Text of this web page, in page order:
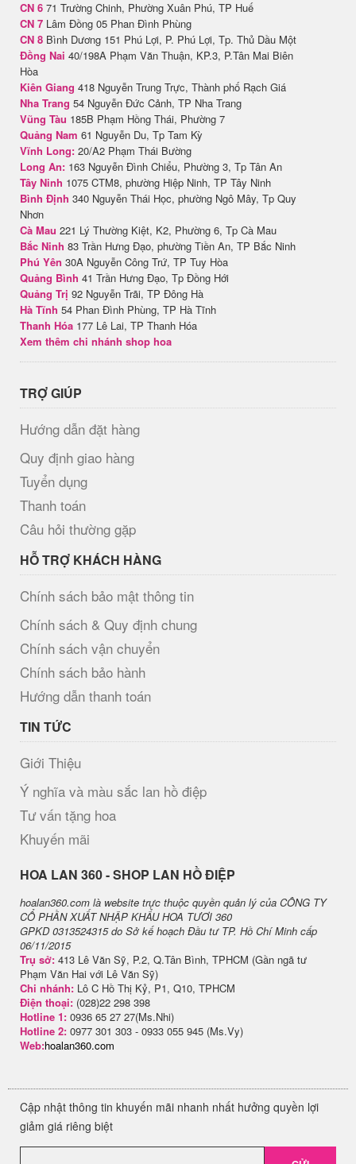
CN 6 71 Trường Chinh, Phường Xuân Phú, TP Huế
CN 7 Lâm Đồng 05 Phan Đình Phùng
CN 8 Bình Dương 151 Phú Lợi, P. Phú Lợi, Tp. Thủ Dầu Một
Đồng Nai 40/198A Phạm Văn Thuận, KP.3, P.Tân Mai Biên
Hòa
Kiên Giang 418 Nguyễn Trung Trực, Thành phố Rạch Giá
Nha Trang 54 Nguyễn Đức Cảnh, TP Nha Trang
Vũng Tàu 185B Phạm Hồng Thái, Phường 7
Quảng Nam 61 Nguyễn Du, Tp Tam Kỳ
Vĩnh Long: 20/A2 Phạm Thái Bường
Long An: 163 Nguyễn Đình Chiểu, Phường 3, Tp Tân An
Tây Ninh 1075 CTM8, phường Hiệp Ninh, TP Tây Ninh
Bình Định 340 Nguyễn Thái Học, phường Ngô Mây, Tp Quy
Nhơn
Cà Mau 221 Lý Thường Kiệt, K2, Phường 6, Tp Cà Mau
Bắc Ninh 83 Trần Hưng Đạo, phường Tiền An, TP Bắc Ninh
Phú Yên 30A Nguyễn Công Trứ, TP Tuy Hòa
Quảng Bình 41 Trần Hưng Đạo, Tp Đồng Hới
Quảng Trị 92 Nguyễn Trãi, TP Đông Hà
Hà Tĩnh 54 Phan Đình Phùng, TP Hà Tĩnh
Thanh Hóa 177 Lê Lai, TP Thanh Hóa
Xem thêm chi nhánh shop hoa
TRỢ GIÚP
Hướng dẫn đặt hàng
Quy định giao hàng
Tuyển dụng
Thanh toán
Câu hỏi thường gặp
HỖ TRỢ KHÁCH HÀNG
Chính sách bảo mật thông tin
Chính sách & Quy định chung
Chính sách vận chuyển
Chính sách bảo hành
Hướng dẫn thanh toán
TIN TỨC
Giới Thiệu
Ý nghĩa và màu sắc lan hồ điệp
Tư vấn tặng hoa
Khuyến mãi
H​OA LAN 360 - SHOP LAN HỒ ĐIỆP
hoalan360.com là website trực thuộc quyền quản lý của CÔNG TY
CỔ PHẦN XUẤT NHẬP KHẨU HOA TƯƠI 360
GPKD 0313524315 do Sở kế hoạch Đầu tư TP. Hồ Chí Minh cấp
06/11/2015
Trụ sở: 413 Lê Văn Sỹ, P.2, Q.Tân Bình, TPHCM (Gần ngã tư
Phạm Văn Hai với Lê Văn Sỹ)
Chi nhánh: Lô C Hồ Thị Kỷ, P1, Q10, TPHCM
Điện thoại: (028)22 298 398
Hotline 1: 0936 65 27 27(Ms.Nhi)
Hotline 2: 0977 301 303 - 0933 055 945 (Ms.Vy)
Web:hoalan360.com
Cập nhật thông tin khuyến mãi nhanh nhất hưởng quyền lợi
giảm giá riêng biệt